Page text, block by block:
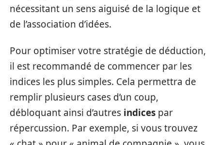
nécessitant un sens aiguisé de la logique et
de l’association d’idées.
Pour optimiser votre stratégie de déduction,
il est recommandé de commencer par les
indices les plus simples. Cela permettra de
remplir plusieurs cases d’un coup,
débloquant ainsi d’autres indices par
répercussion. Par exemple, si vous trouvez